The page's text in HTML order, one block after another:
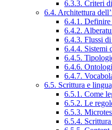
6.3.3. Criteri
6.4. Architettura
6.4.1. Definire
6.4.2.
6.4.3. Flussi
6.4.4. Sistemi
6.4.5.
6.4.6.
6.4.7.
6.5. Scrittura e
6.5.1. Come
6.5.2. Le
6.5.3.
6.5.4.